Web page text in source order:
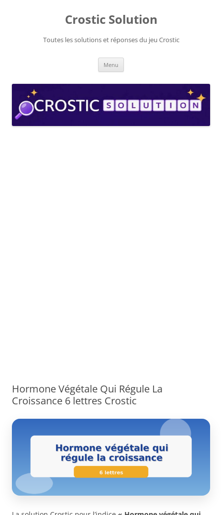
Crostic Solution
Toutes les solutions et réponses du jeu Crostic
Menu
Hormone Végétale Qui Régule La
Croissance 6 lettres Crostic